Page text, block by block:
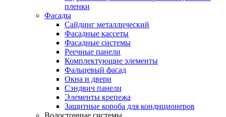
пленки
Фасады
Сайдинг металлический
Фасадные кассеты
Фасадные системы
Реечные панели
Комплектующие элементы
Фальцевый фасад
Окна и двери
Сэндвич панели
Элементы крепежа
Защитные короба для кондиционеров
Водосточные системы